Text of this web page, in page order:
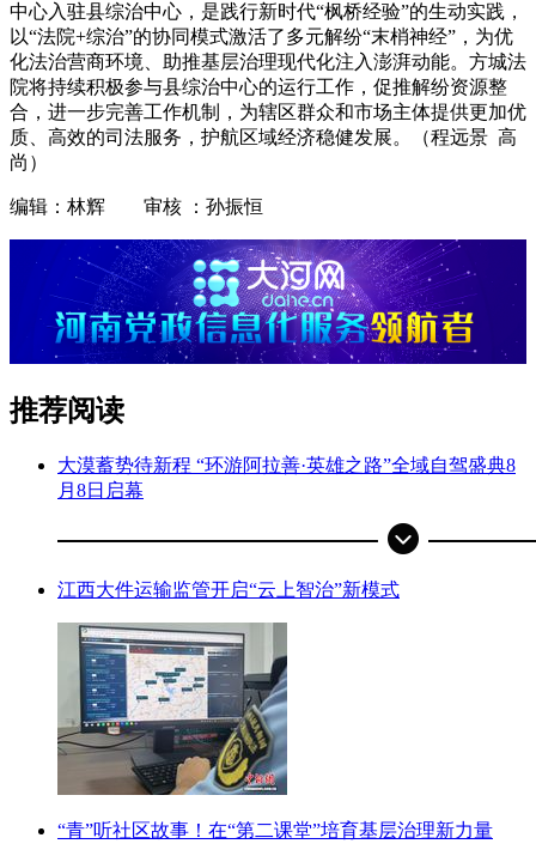
中心入驻县综治中心，是践行新时代“枫桥经验”的生动实践，
以“法院+综治”的协同模式激活了多元解纷“末梢神经”，为优
化法治营商环境、助推基层治理现代化注入澎湃动能。方城法
院将持续积极参与县综治中心的运行工作，促推解纷资源整
合，进一步完善工作机制，为辖区群众和市场主体提供更加优
质、高效的司法服务，护航区域经济稳健发展。（程远景 高
尚）
编辑：林辉 审核 ：孙振恒
推荐阅读
大漠蓄势待新程 “环游阿拉善·英雄之路”全域自驾盛典8
月8日启幕
江西大件运输监管开启“云上智治”新模式
“青”听社区故事！在“第二课堂”培育基层治理新力量